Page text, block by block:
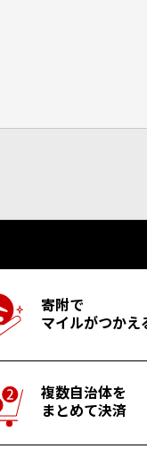
寄附で
マイルがつかえ
複数自治体を
まとめて決済